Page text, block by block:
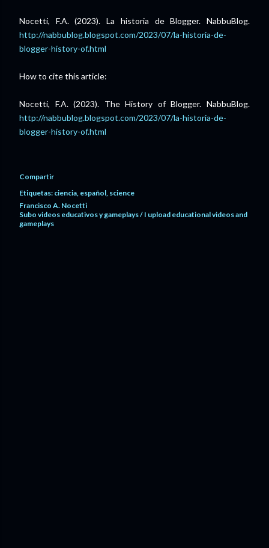
Nocetti, F.A. (2023). La historia de Blogger. NabbuBlog.
http://nabbublog.blogspot.com/2023/07/la-historia-de-
blogger-history-of.html
How to cite this article:
Nocetti, F.A. (2023). The History of Blogger. NabbuBlog.
http://nabbublog.blogspot.com/2023/07/la-historia-de-
blogger-history-of.html
Compartir
Etiquetas: ciencia español science
Francisco A. Nocetti
Subo videos educativos y gameplays / I upload educational videos and
gameplays